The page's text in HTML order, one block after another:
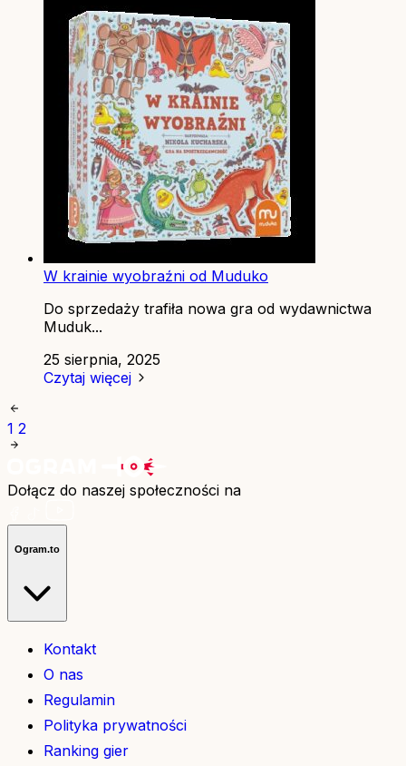
W krainie wyobraźni od Muduko
Do sprzedaży trafiła nowa gra od wydawnictwa
Muduk...
25 sierpnia, 2025
Czytaj więcej
1 2
Dołącz do naszej społeczności na
Ogram.to
Kontakt
O nas
Regulamin
Polityka prywatności
Ranking gier